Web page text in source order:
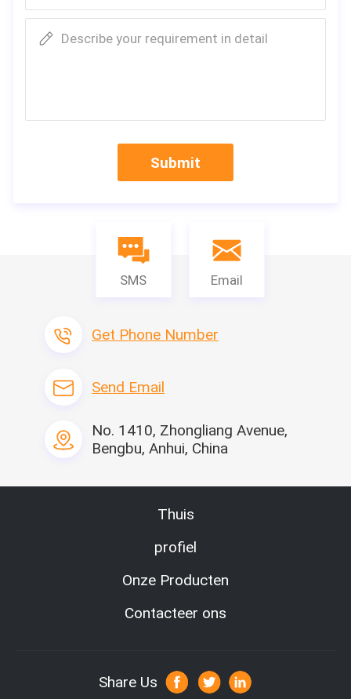
Specificatie
Na de Garantiedienst
Videotechnische
Volledig-auto
Describe your requirement in detail
Submit
SMS Email
Get Phone Number
Send Email
No. 1410, Zhongliang Avenue,
Bengbu, Anhui, China
Thuis
profiel
Onze Producten
Contacteer ons
Share Us